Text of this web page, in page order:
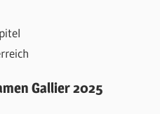
Gallier 2025